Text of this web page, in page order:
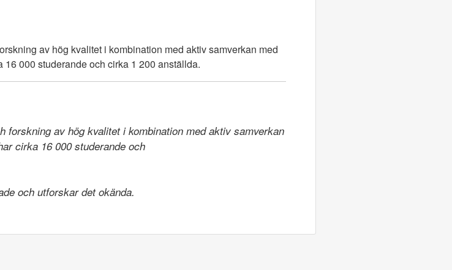
av hög kvalitet i kombination med aktiv samverkan med
000 studerande och cirka 1 200 anställda.
forskning av hög kvalitet i kombination med aktiv samverkan
cirka 16 000 studerande och
och utforskar det okända.